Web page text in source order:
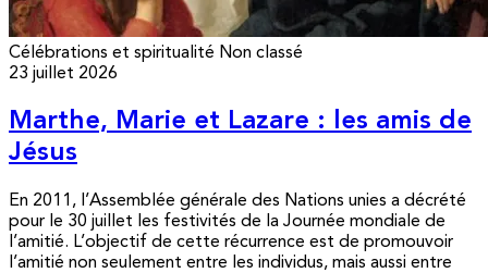
Célébrations et spiritualité Non classé
23 juillet 2026
Marthe, Marie et Lazare : les amis de
Jésus
En 2011, l’Assemblée générale des Nations unies a décrété
pour le 30 juillet les festivités de la Journée mondiale de
l’amitié. L’objectif de cette récurrence est de promouvoir
l’amitié non seulement entre les individus, mais aussi entre